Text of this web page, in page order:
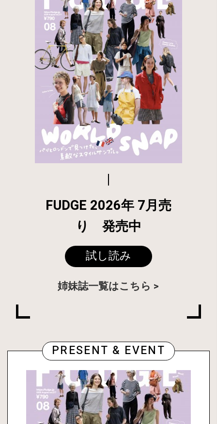
FUDGE 2026年 7月売
り 発売中
試し読み
姉妹誌一覧はこちら
PRESENT & EVENT